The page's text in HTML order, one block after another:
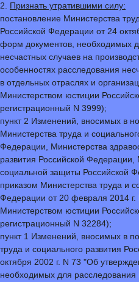
2. Признать утратившими силу:
постановление Министерства
Российской Федерации от 24
форм документов, необходимых
несчастных случаев на
особенностях расследования
в отдельных отраслях и
Министерством юстиции
регистрационный N 3999);
пункт 2 Изменений, вносимых в
Министерства труда и
Федерации, Министерства
развития Российской Федерации,
социальной защиты Российской
приказом Министерства труда и
Федерации от 20 февраля 2014 г.
Министерством юстиции
регистрационный N 32284);
пункт 1 Изменений, вносимых в
труда и социального развития
октября 2002 г. N 73 "Об
необходимых для расследования